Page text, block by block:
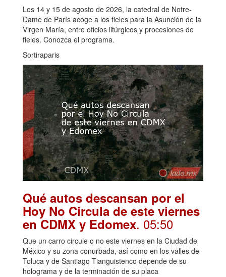
Los 14 y 15 de agosto de 2026, la catedral de Notre-
Dame de París acoge a los fieles para la Asunción de la
Virgen María, entre oficios litúrgicos y procesiones de
fieles. Conozca el programa.
Sortiraparis
Qué autos descansan por el
Hoy No Circula de este viernes
en CDMX y Edomex. 05:50
Que un carro circule o no este viernes en la Ciudad de
México y su zona conurbada, así como en los valles de
Toluca y de Santiago Tianguistenco depende de su
holograma y de la terminación de su placa